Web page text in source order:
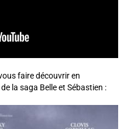
faire découvrir en
la saga Belle et Sébastien :